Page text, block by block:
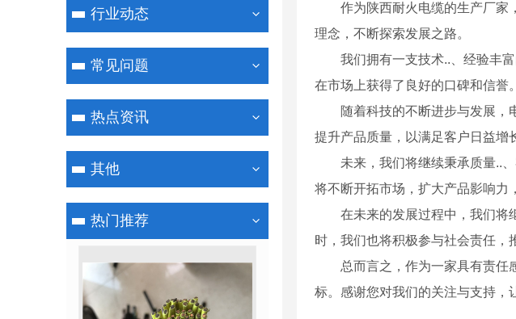
行业动态
常见问题
热点资讯
其他
热门推荐
作为陕西耐火电缆的生产厂家
理念，不断探索发展之路。
我们拥有一支技术..、经验丰
在市场上获得了良好的口碑和信誉。
随着科技的不断进步与发展，
提升产品质量，以满足客户日益增
未来，我们将继续秉承质量..
将不断开拓市场，扩大产品影响力
在未来的发展过程中，我们将
时，我们也将积极参与社会责任，
总而言之，作为一家具有责任
标。感谢您对我们的关注与支持，